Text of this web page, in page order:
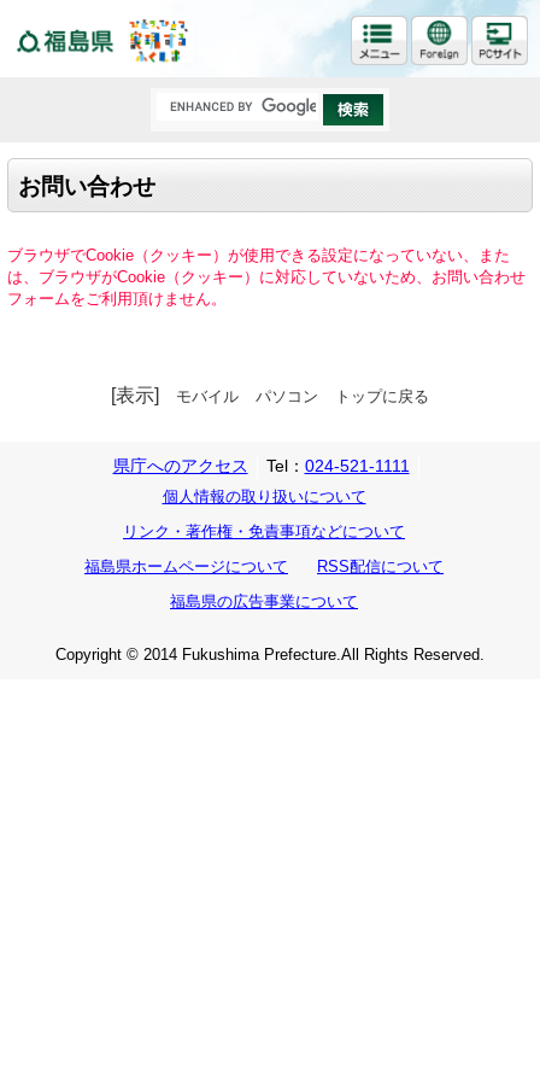
お問い合わせ
ブラウザでCookie（クッキー）が使用できる設定になっていない、また
は、ブラウザがCookie（クッキー）に対応していないため、お問い合わせ
フォームをご利用頂けません。
[表示] モバイル パソコン トップに戻る
県庁へのアクセス Tel： 024-521-1111
個人情報の取り扱いについて
リンク・著作権・免責事項などについて
福島県ホームページについて
RSS配信について
福島県の広告事業について
Copyright © 2014 Fukushima Prefecture.All Rights Reserved.